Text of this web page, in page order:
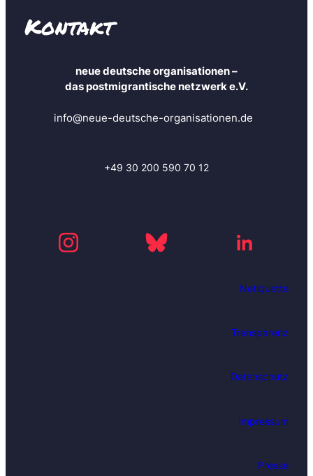
Kontakt
neue deutsche organisationen –
das postmigrantische netzwerk e.V.
info@neue-deutsche-organisationen.de
+49 30 200 590 70 12
Netiquette
Transparenz
Datenschutz
Impressum
Presse